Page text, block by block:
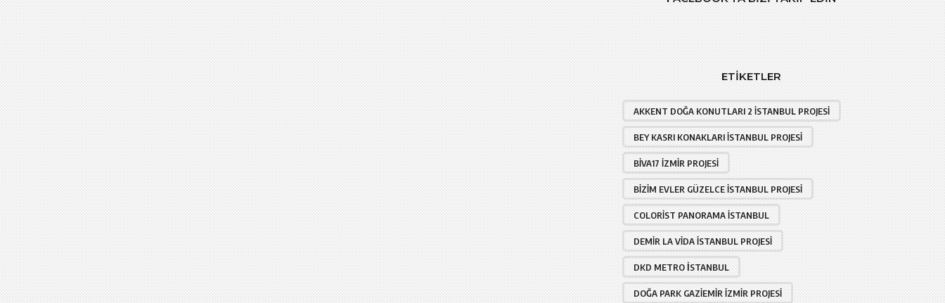
ETIKETLER
AKKENT DOĞA KONUTLARI 2 İSTANBUL PROJESI
BEY KASRI KONAKLARI İSTANBUL PROJESI
BIVA17 İZMIR PROJESI
BIZIM EVLER GÜZELCE İSTANBUL PROJESI
COLORIST PANORAMA İSTANBUL
DEMIR LA VIDA İSTANBUL PROJESI
DKD METRO İSTANBUL
DOĞA PARK GAZIEMIR İZMIR PROJESI